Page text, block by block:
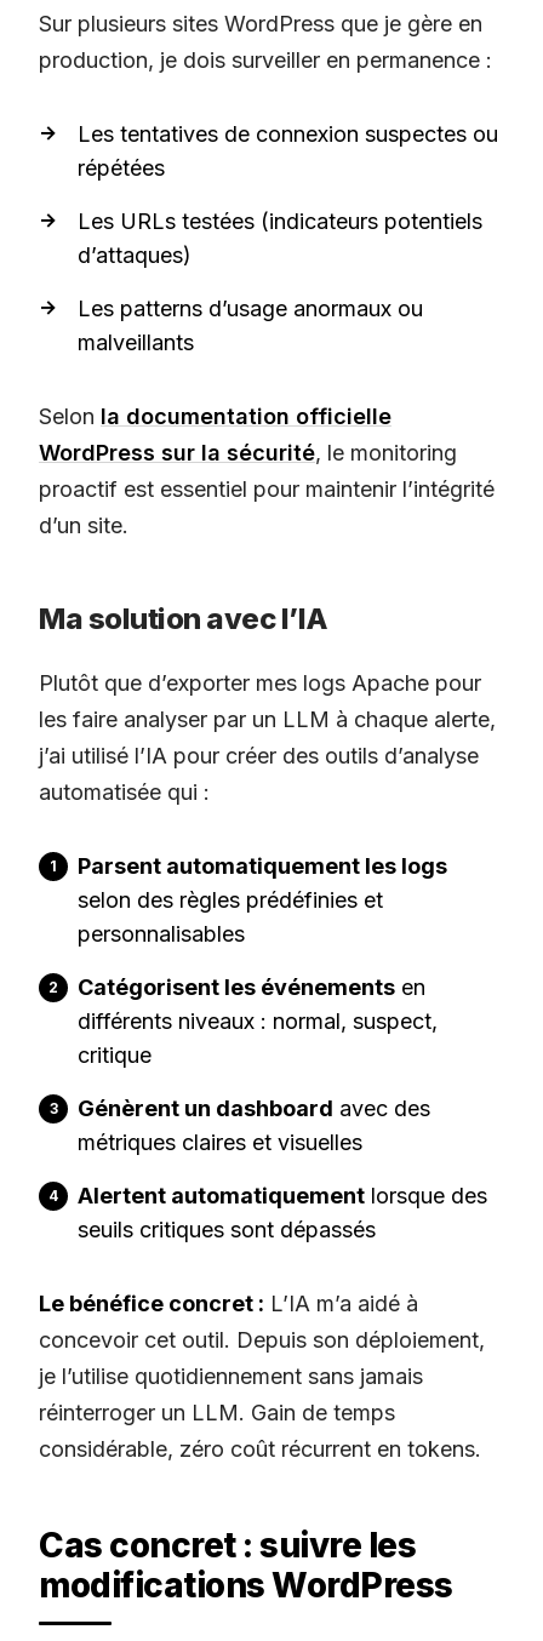
Sur plusieurs sites WordPress que je gère en
production, je dois surveiller en permanence :
Les tentatives de connexion suspectes ou
répétées
Les URLs testées (indicateurs potentiels
d’attaques)
Les patterns d’usage anormaux ou
malveillants
Selon la documentation officielle
WordPress sur la sécurité, le monitoring
proactif est essentiel pour maintenir l’intégrité
d’un site.
Ma solution avec l’IA
Plutôt que d’exporter mes logs Apache pour
les faire analyser par un LLM à chaque alerte,
j’ai utilisé l’IA pour créer des outils d’analyse
automatisée qui :
Parsent automatiquement les logs
selon des règles prédéfinies et
personnalisables
Catégorisent les événements en
différents niveaux : normal, suspect,
critique
Génèrent un dashboard avec des
métriques claires et visuelles
Alertent automatiquement lorsque des
seuils critiques sont dépassés
Le bénéfice concret : L’IA m’a aidé à
concevoir cet outil. Depuis son déploiement,
je l’utilise quotidiennement sans jamais
réinterroger un LLM. Gain de temps
considérable, zéro coût récurrent en tokens.
Cas concret : suivre les
modifications WordPress